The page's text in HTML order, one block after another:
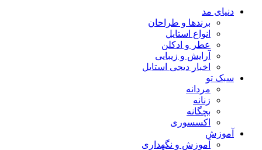
دنیای مد
برندها و طراحان
انواع استایل
عطر و ادکلن
آرایش و زیبایی
اخبار دیجی استایل
سبک تو
مردانه
زنانه
بچگانه
اکسسوری
آموزش
آموزش و نگهداری